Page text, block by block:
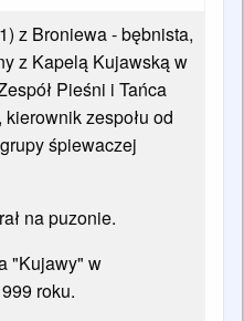
z Broniewa - bębnista,
z Kapelą Kujawską w
Pieśni i Tańca
zespołu od
śpiewaczej
na puzonie.
"Kujawy" w
roku.